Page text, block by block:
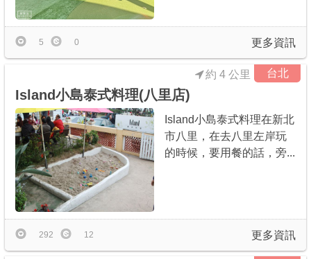
更多資訊
5 0
台北
約 4 公里
Island小島泰式料理(八里店)
Island小島泰式料理在新北
市八里，在去八里左岸玩
的時候，要用餐的話，旁...
更多資訊
292 12